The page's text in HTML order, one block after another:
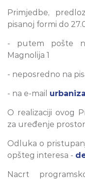
Primjedbe,
pisanoj formi do
- putem pošte
Magnolija 1
- neposredno na
- na e-mail
O realizaciji ovog
za uređenje
Odluka o
opšteg interesa -
Nacrt